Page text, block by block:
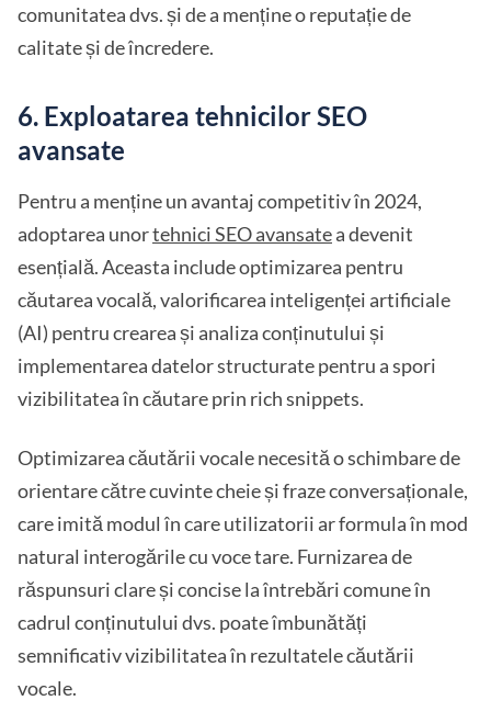
comunitatea dvs. și de a menține o reputație de
calitate și de încredere.
6. Exploatarea tehnicilor SEO
avansate
Pentru a menține un avantaj competitiv în 2024,
adoptarea unortehnici SEO avansatea devenit
esențială. Aceasta include optimizarea pentru
căutarea vocală, valorificarea inteligenței artificiale
(AI) pentru crearea și analiza conținutului și
implementarea datelor structurate pentru a spori
vizibilitatea în căutare prin rich snippets.
Optimizarea căutării vocale necesită o schimbare de
orientare către cuvinte cheie și fraze conversaționale,
care imită modul în care utilizatorii ar formula în mod
natural interogările cu voce tare. Furnizarea de
răspunsuri clare și concise la întrebări comune în
cadrul conținutului dvs. poate îmbunătăți
semnificativ vizibilitatea în rezultatele căutării
vocale.